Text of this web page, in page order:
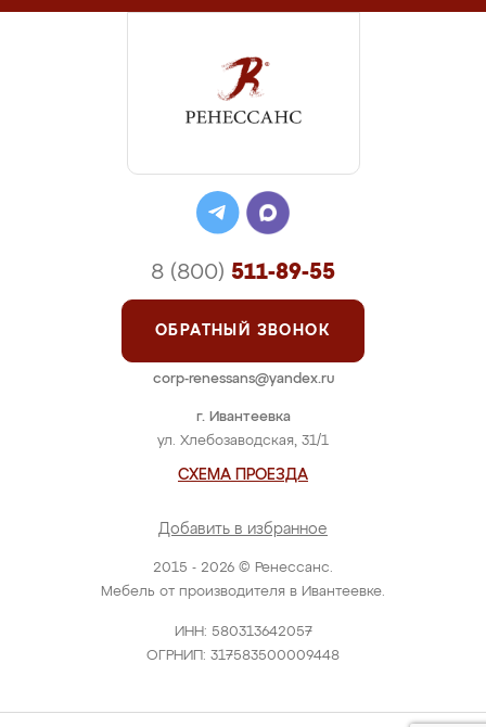
2015 - 2026 © Ренессанс.
Мебель от производителя в Ивантеевке.
ИНН: 580313642057
ОГРНИП: 317583500009448
г. Ивантеевка
ул. Хлебозаводская, 31/1
СХЕМА ПРОЕЗДА
Добавить в избранное
8 (800) 511-89-55
ОБРАТНЫЙ ЗВОНОК
corp-renessans@yandex.ru